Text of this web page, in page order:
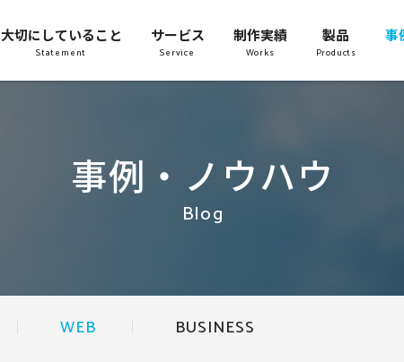
大切にしていること
Statement
サービス
Service
制作実績
Works
製品
Products
事
事例・ノウハウ
Blog
WEB BUSINESS